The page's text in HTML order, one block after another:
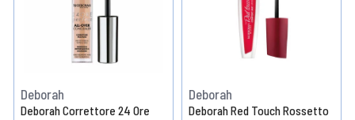
Deborah
Deborah Correttore 24 Ore
Deborah
Deborah Red Touch Rossetto